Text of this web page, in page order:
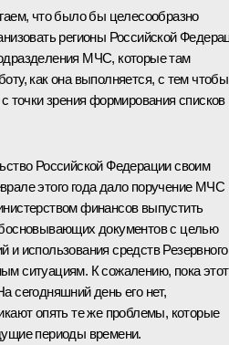
что было бы целесообразно
регионы Российской
МЧС, которые там
как она выполняется, с тем чтобы
точки зрения формирования списков
Российской Федерации своим
этого года дало поручение МЧС
финансов выпустить
документов с целью
и использования средств Резервного
ситуациям. К сожалению, пока этот
сегодняшний день его нет,
опять те же проблемы, которые
периоды времени.